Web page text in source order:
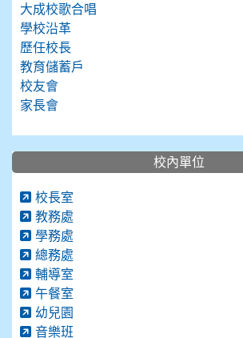
大成校歌合唱
學校沿革
歷任校長
教育儲蓄戶
校友會
家長會
校內單位
校長室
教務處
學務處
總務處
輔導室
午餐室
幼兒園
音樂班